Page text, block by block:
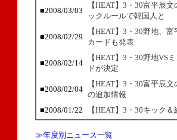
■2008/03/03
【HEAT】3・30富平辰
ックルールで韓国人と
■2008/02/29
【HEAT】3・30野地、
カードも発表
■2008/02/14
【HEAT】3・30野地VS
ドが決定
■2008/02/04
【HEAT】3・30富平辰
の追加情報
■2008/01/22
【HEAT】3・30キック
≫年度別ニュース一覧